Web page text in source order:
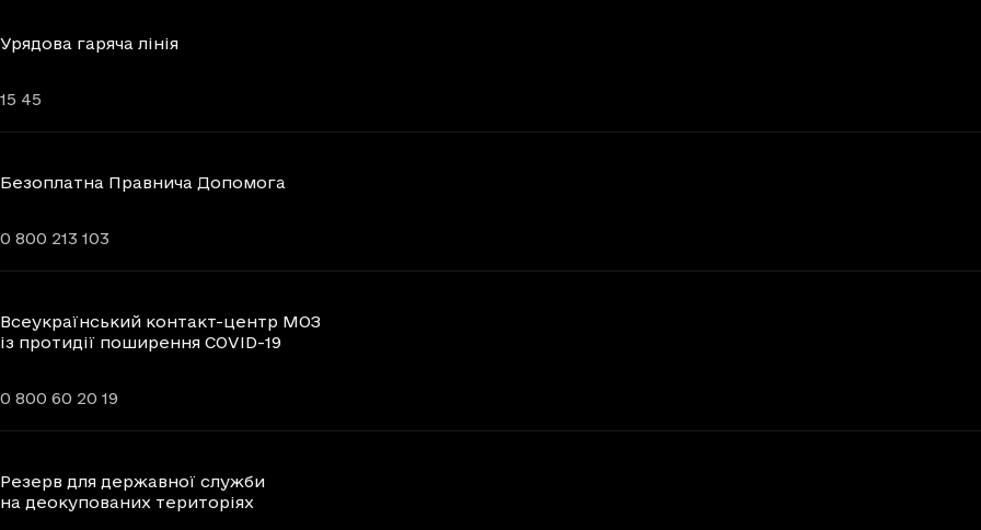
Урядова гаряча лінія
15 45
Безоплатна Правнича Допомога
0 800 213 103
Всеукраїнський контакт-центр МОЗ
із протидії поширення COVID-19
0 800 60 20 19
Резерв для державної служби
на деокупованих територіях